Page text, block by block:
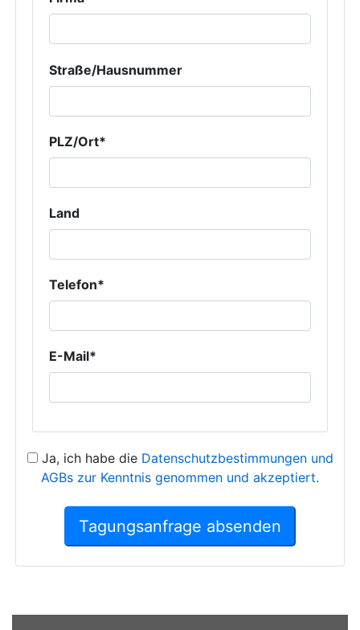
Straße/Hausnummer
PLZ/Ort*
Land
Telefon*
E-Mail*
Ja, ich habe die Datenschutzbestimmungen und
AGBs zur Kenntnis genommen und akzeptiert.
Tagungsanfrage absenden